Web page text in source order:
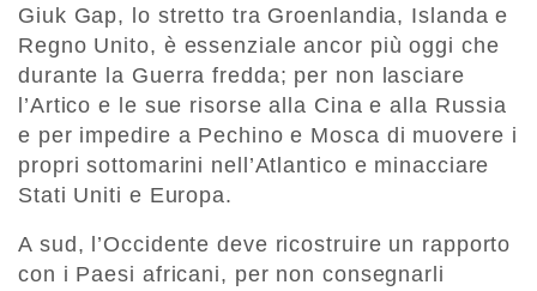
Giuk Gap, lo stretto tra Groenlandia, Islanda e
Regno Unito, è essenziale ancor più oggi che
durante la Guerra fredda; per non lasciare
l’Artico e le sue risorse alla Cina e alla Russia
e per impedire a Pechino e Mosca di muovere i
propri sottomarini nell’Atlantico e minacciare
Stati Uniti e Europa.
A sud, l’Occidente deve ricostruire un rapporto
con i Paesi africani, per non consegnarli